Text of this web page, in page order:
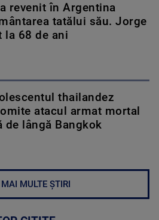
revenit în Argentina
tatălui său. Jorge
la 68 de ani
thailandez
atacul armat mortal
de lângă Bangkok
MULTE ȘTIRI